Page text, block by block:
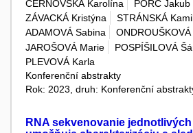
ČERNOVSKÁ Karolína
PORC Jakub
ZÁVACKÁ Kristýna
STRÁNSKÁ
ADAMOVÁ Sabina
JAROŠOVÁ Marie
POSPÍŠILOVÁ
PLEVOVÁ Karla
Konferenční abstrakty
Rok: 2023, druh: Konferenční
RNA sekvenovanie